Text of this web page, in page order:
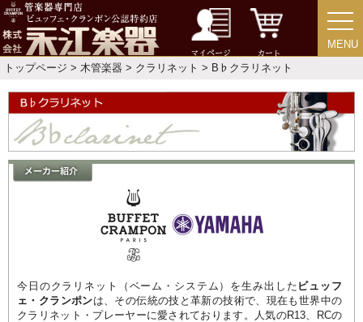
マイページ カート
MENU
MENU
トップページ > 木管楽器 > クラリネット > B♭クラリネット
今日のクラリネット（ベーム・システム）を生み出した ビュッフ
ェ・クランポンは、その伝統の技と革新の技術で、現在も世界中の
クラリネット・プレーヤーに愛されております。人気のR13、RCの